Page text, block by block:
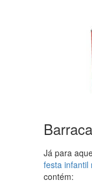
Já para
festa infantil
contém: